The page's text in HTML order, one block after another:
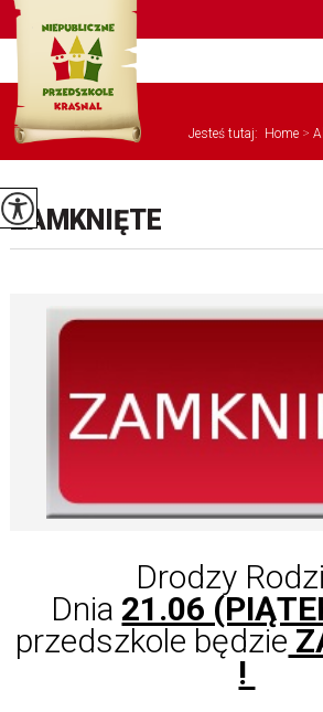
Jesteś tutaj: Home >
ZAMKNIĘTE
Drodzy
Dnia 21.06
przedszkole będzie
!